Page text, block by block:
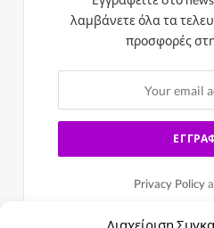
Διαχείριση
λαμβάνετε όλα τα
προσφορές
Privacy Policy